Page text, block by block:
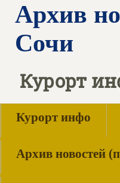
Архив
Сочи
Курорт
Курорт инфо
Архив новостей